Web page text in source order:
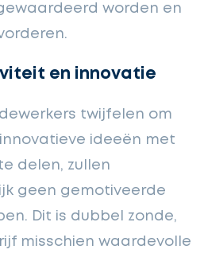
worden en
en innovatie
twijfelen om
ideeën met
delen, zullen
geen gemotiveerde
Dit is dubbel zonde,
misschien waardevolle